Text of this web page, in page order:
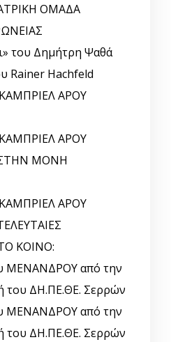
ΟΜΑΔΑ
του Δημήτρη Ψαθά
Hachfeld
ΑΡΟΥ
ΑΡΟΥ
ΣΤΗΝ ΜΟΝΗ
ΑΡΟΥ
ΚΟΙΝΟ:
ΜΕΝΑΝΔΡΟΥ από την
του ΔΗ.ΠΕ.ΘΕ. Σερρών
ΜΕΝΑΝΔΡΟΥ από την
του ΔΗ.ΠΕ.ΘΕ. Σερρών